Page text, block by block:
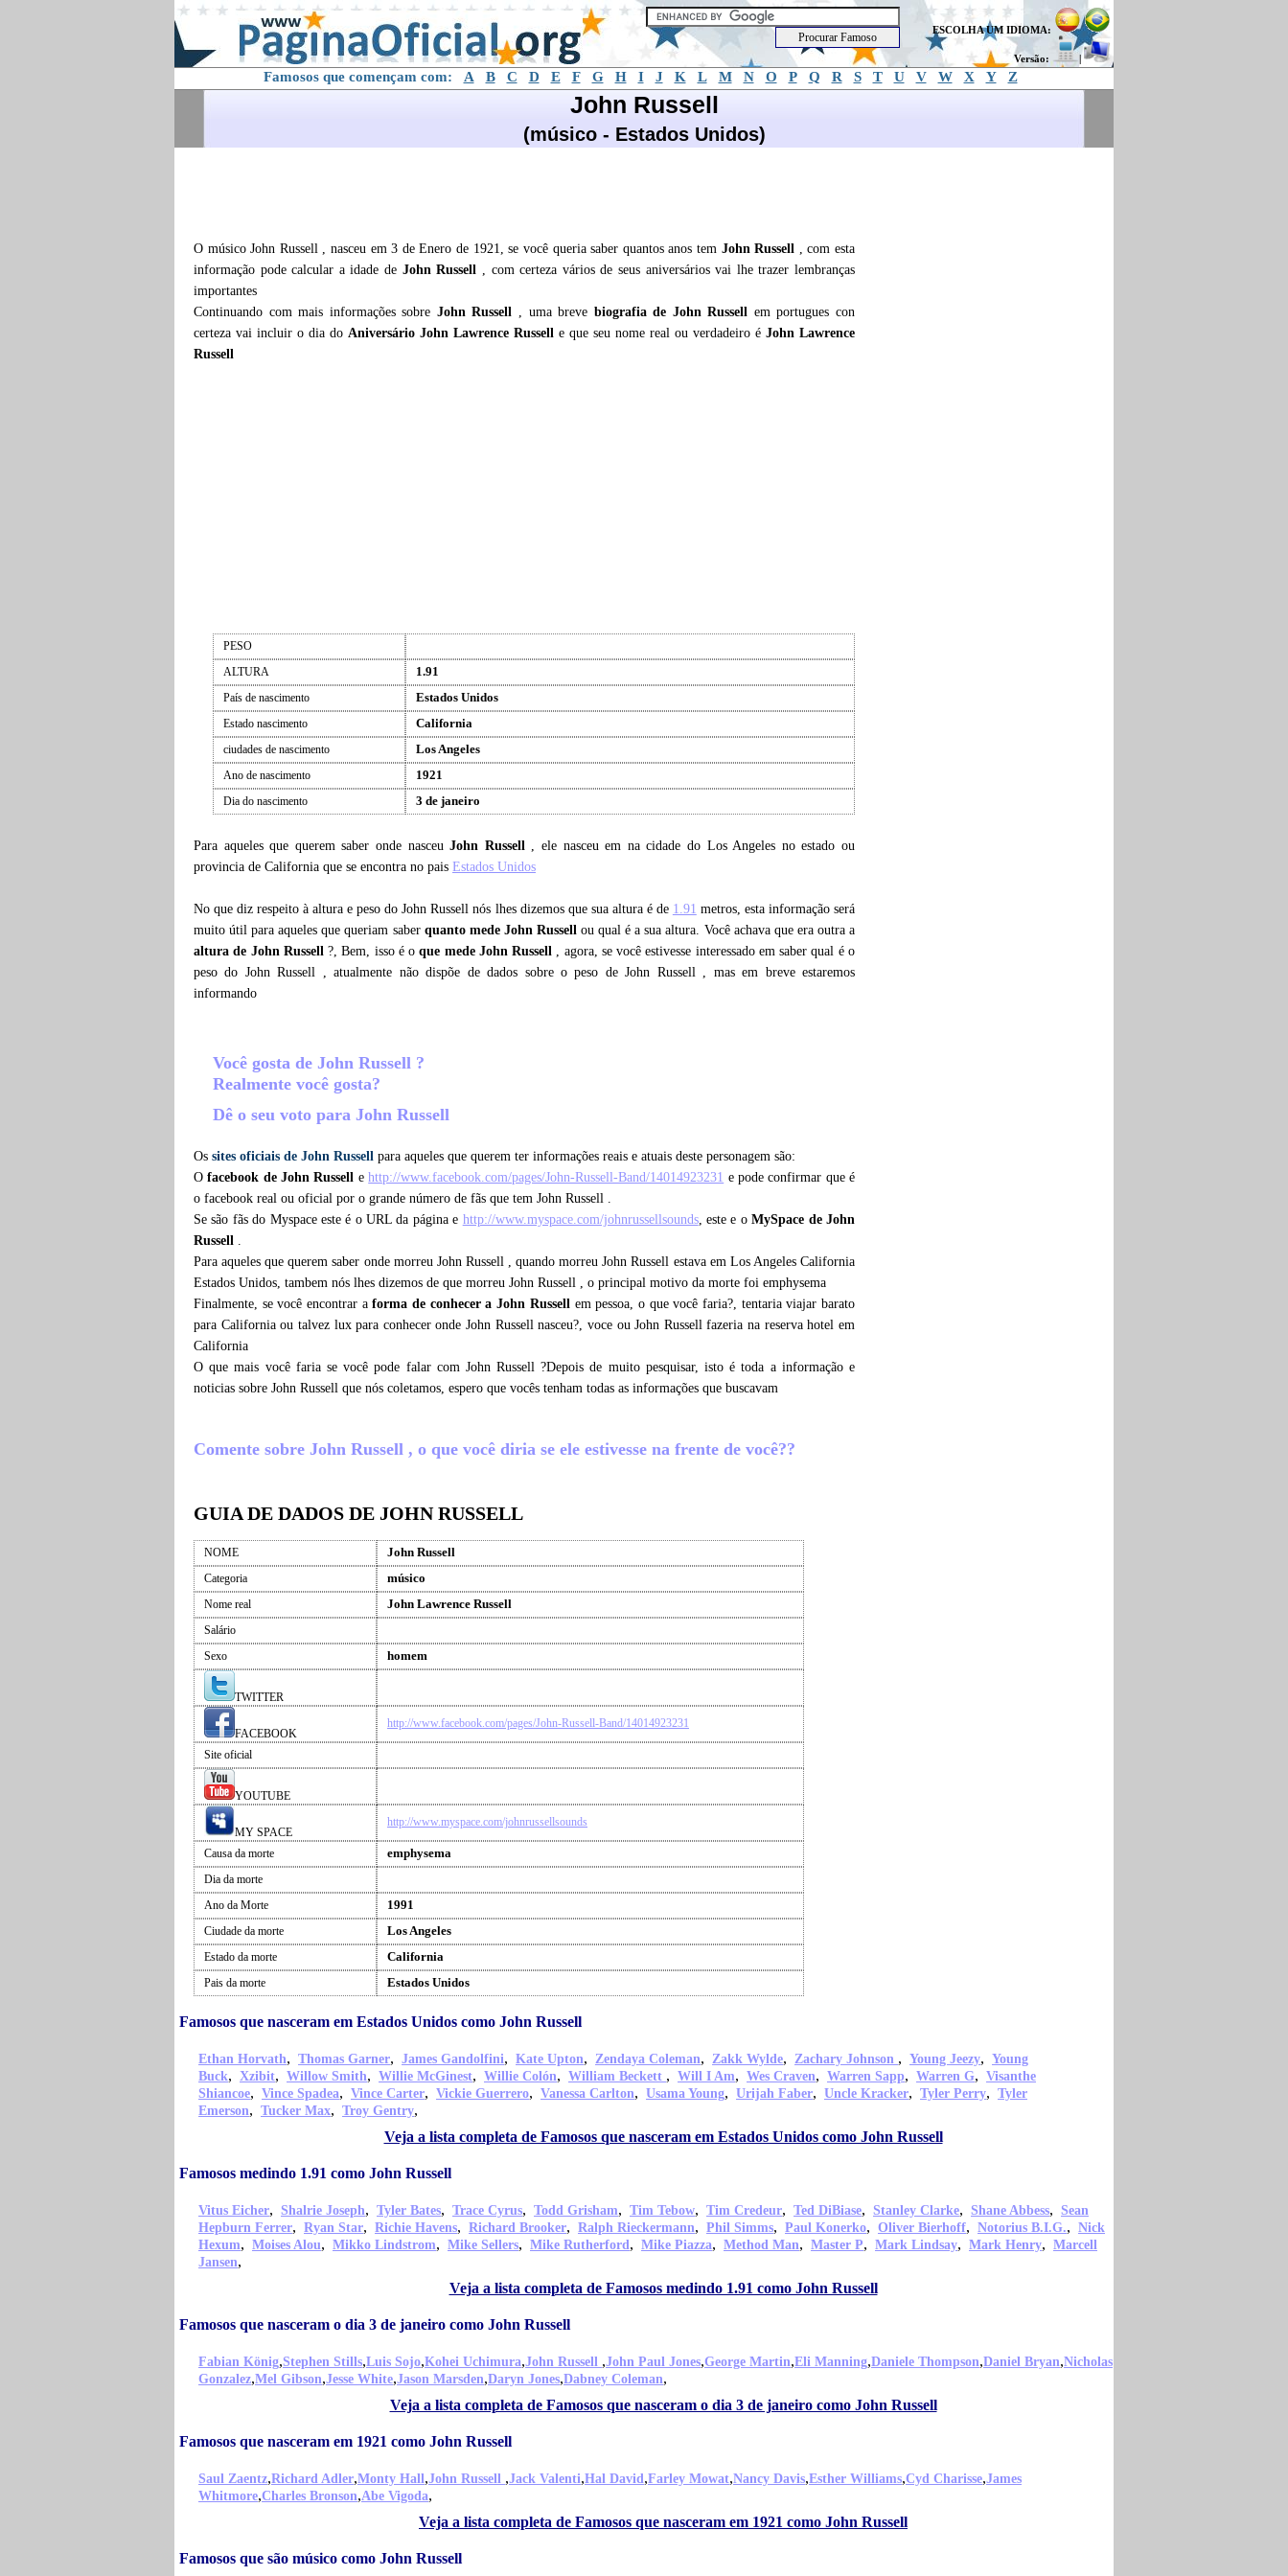
ESCOLHA UM IDIOMA:
Versão: |
Famosos que començam com: A B C D E F G H I J K L M N O P Q R S T U V W X Y Z
John Russell
(músico - Estados Unidos)
O músico John Russell , nasceu em 3 de Enero de 1921, se você queria saber quantos anos tem John Russell , com esta
informação pode calcular a idade de John Russell , com certeza vários de seus aniversários vai lhe trazer lembranças
importantes
Continuando com mais informações sobre John Russell , uma breve biografia de John Russell em portugues con
certeza vai incluir o dia do Aniversário John Lawrence Russell e que seu nome real ou verdadeiro é John Lawrence
Russell
PESO
ALTURA
1.91
País de nascimento Estados Unidos
Estado nascimento California
ciudades de nascimento Los Angeles
Ano de nascimento 1921
Dia do nascimento 3 de janeiro
Para aqueles que querem saber onde nasceuJohn Russell , ele nasceu em na cidade do Los Angeles no estado ou
provincia de California que se encontra no pais Estados Unidos
No que diz respeito à altura e peso do John Russell nós lhes dizemos que sua altura é de 1.91 metros, esta informação será
muito útil para aqueles que queriam saber quanto mede John Russellou qual é a sua altura. Você achava que era outra a
altura de John Russell?, Bem, isso é oque mede John Russell , agora, se você estivesse interessado em saber qual é o
peso do John Russell , atualmente não dispõe de dados sobre o peso de John Russell , mas em breve estaremos
informando
Você gosta de John Russell ?
Realmente você gosta?
Dê o seu voto para John Russell
Os sites oficiais de John Russell para aqueles que querem ter informações reais e atuais deste personagem são:
Ofacebook de John Russell ehttp://www.facebook.com/pages/John-Russell-Band/14014923231 e pode confirmar que é
o facebook real ou oficial por o grande número de fãs que tem John Russell .
Se são fãs do Myspace este é o URL da página e http://www.myspace.com/johnrussellsounds, este e oMySpace de John
Russell .
Para aqueles que querem saber onde morreu John Russell , quando morreu John Russell estava em Los Angeles California
Estados Unidos, tambem nós lhes dizemos de que morreu John Russell , o principal motivo da morte foi emphysema
Finalmente, se você encontrar aforma de conhecer a John Russell em pessoa, o que você faria?, tentaria viajar barato
para California ou talvez lux para conhecer onde John Russell nasceu?, voce ou John Russell fazeria na reserva hotel em
California
O que mais você faria se você pode falar com John Russell ?Depois de muito pesquisar, isto é toda a informação e
noticias sobre John Russell que nós coletamos, espero que vocês tenham todas as informações que buscavam
Comente sobre John Russell , o que você diria se ele estivesse na frente de você??
GUIA DE DADOS DE JOHN RUSSELL
NOME John Russell
Categoria músico
Nome real John Lawrence Russell
Salário
Sexo
homem
TWITTER
FACEBOOK
http://www.facebook.com/pages/John-Russell-Band/14014923231
Site oficial
YOUTUBE
MY SPACE
http://www.myspace.com/johnrussellsounds
Causa da morte emphysema
Dia da morte
Ano da Morte
1991
Ciudade da morte Los Angeles
Estado da morte California
Pais da morte Estados Unidos
Famosos que nasceram em Estados Unidos como John Russell
Ethan Horvath, Thomas Garner, James Gandolfini, Kate Upton, Zendaya Coleman, Zakk Wylde, Zachary Johnson , Young Jeezy, Young
Buck, Xzibit, Willow Smith, Willie McGinest, Willie Colón, William Beckett , Will I Am, Wes Craven, Warren Sapp, Warren G, Visanthe
Shiancoe, Vince Spadea, Vince Carter, Vickie Guerrero, Vanessa Carlton, Usama Young, Urijah Faber, Uncle Kracker, Tyler Perry, Tyler
Emerson, Tucker Max, Troy Gentry,
Veja a lista completa de Famosos que nasceram em Estados Unidos como John Russell
Famosos medindo 1.91 como John Russell
Vitus Eicher, Shalrie Joseph, Tyler Bates, Trace Cyrus, Todd Grisham, Tim Tebow, Tim Credeur, Ted DiBiase, Stanley Clarke, Shane Abbess, Sean
Hepburn Ferrer, Ryan Star, Richie Havens, Richard Brooker, Ralph Rieckermann, Phil Simms, Paul Konerko, Oliver Bierhoff, Notorius B.I.G., Nick
Hexum, Moises Alou, Mikko Lindstrom, Mike Sellers, Mike Rutherford, Mike Piazza, Method Man, Master P, Mark Lindsay, Mark Henry, Marcell
Jansen,
Veja a lista completa de Famosos medindo 1.91 como John Russell
Famosos que nasceram o dia 3 de janeiro como John Russell
Fabian König,Stephen Stills,Luis Sojo,Kohei Uchimura,John Russell ,John Paul Jones,George Martin,Eli Manning,Daniele Thompson,Daniel Bryan,Nicholas
Gonzalez,Mel Gibson,Jesse White,Jason Marsden,Daryn Jones,Dabney Coleman,
Veja a lista completa de Famosos que nasceram o dia 3 de janeiro como John Russell
Famosos que nasceram em 1921 como John Russell
Saul Zaentz,Richard Adler,Monty Hall,John Russell ,Jack Valenti,Hal David,Farley Mowat,Nancy Davis,Esther Williams,Cyd Charisse,James
Whitmore,Charles Bronson,Abe Vigoda,
Veja a lista completa de Famosos que nasceram em 1921 como John Russell
Famosos que são músico como John Russell